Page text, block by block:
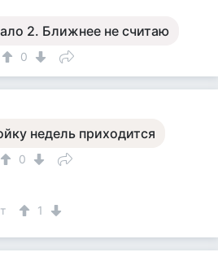
2. Ближнее не считаю
0
недель приходится
0
1